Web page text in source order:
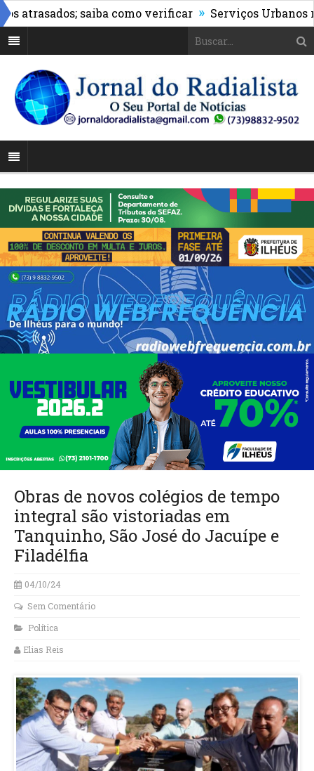
saiba como verificar » Serviços Urbanos
Obras de novos colégios de tempo
integral são vistoriadas em
Tanquinho, São José do Jacuípe e
Filadélfia
04/10/24
Sem Comentário
Política
Elias Reis